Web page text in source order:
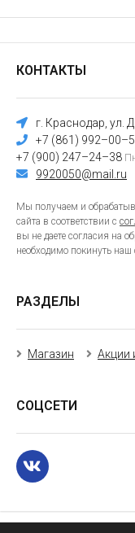
КОНТАКТЫ
г. Краснодар, ул.
+7 (861)
+7 (900) 247–24–38
9920050@mail.ru
Мы получаем и
сайта в соответствии с
вы не даете согласия на
необходимо покинуть наш
РАЗДЕЛЫ
Магазин Акции
СОЦСЕТИ